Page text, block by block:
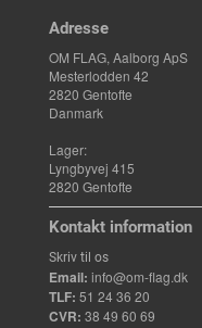
Adresse
OM FLAG, Aalborg ApS
Mesterlodden 42
2820 Gentofte
Danmark
Lager:
Lyngbyvej 415
2820 Gentofte
Kontakt information
Skriv til os
Email: info@om-flag.dk
TLF: 51 24 36 20
CVR: 38 49 60 69